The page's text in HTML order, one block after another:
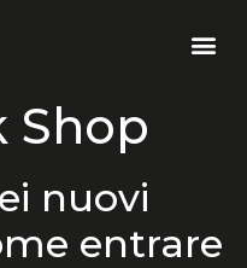
Shop
nuovi
entrare